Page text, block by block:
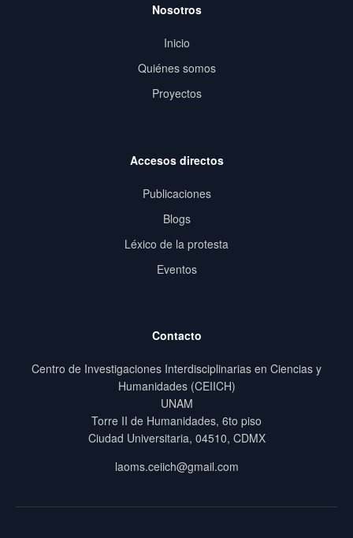
Nosotros
Inicio
Quiénes somos
Proyectos
Accesos directos
Publicaciones
Blogs
Léxico de la protesta
Eventos
Contacto
Centro de Investigaciones Interdisciplinarias en Ciencias y
Humanidades (CEIICH)
UNAM
Torre II de Humanidades, 6to piso
Ciudad Universitaria, 04510, CDMX
laoms.ceiich@gmail.com